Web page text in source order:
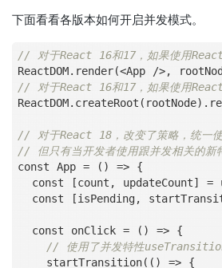
下面看看各版本如何开启并发模式。
// 对于React 16和17，如果使用
ReactDOM.render(<App />
// 对于React 16和17，如果使用
// 对于React 18，改变了策略，统
// 但只有当开发者使用跟并发相关的
const App = () => {
const [count, updateCount] =
const [isPending,
const onClick = () => {
// 使用了并发特性
startTransition(() => {